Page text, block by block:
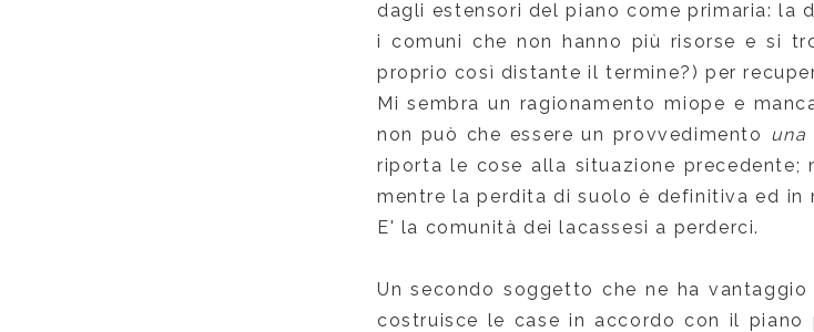
dagli estensori del piano come primaria:
i comuni che non hanno più risorse e si
proprio così distante il termine?) per
Mi sembra un ragionamento miope e
non può che essere un provvedimento una
riporta le cose alla situazione precedente;
mentre la perdita di suolo è definitiva ed
E' la comunità dei lacassesi a perderci.
Un secondo soggetto che ne ha
costruisce le case in accordo con il